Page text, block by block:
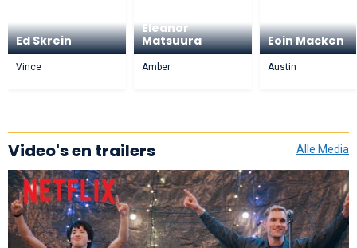
Ed Skrein
Vince
Eleanor
Matsuura
Amber
Eoin Macken
Austin
Alle Media
Video's en trailers